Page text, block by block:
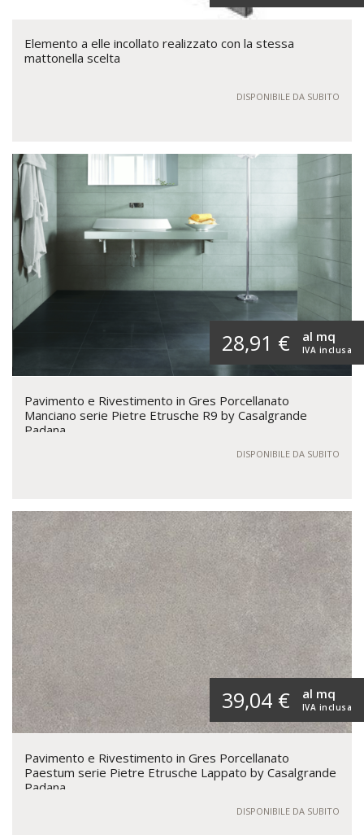
Elemento a elle incollato realizzato con la stessa
mattonella scelta
DISPONIBILE DA SUBITO
28,91 € IVA inclusa
al mq
Pavimento e Rivestimento in Gres Porcellanato
Manciano serie Pietre Etrusche R9 by Casalgrande
Padana
DISPONIBILE DA SUBITO
39,04 € IVA inclusa
al mq
Pavimento e Rivestimento in Gres Porcellanato
Paestum serie Pietre Etrusche Lappato by Casalgrande
Padana
DISPONIBILE DA SUBITO